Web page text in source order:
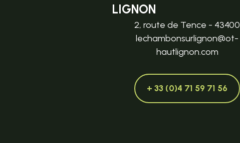
LIGNON
2, route de Tence - 43400
lechambonsurlignon@ot-
hautlignon.com
+ 33 (0)4 71 59 71 56